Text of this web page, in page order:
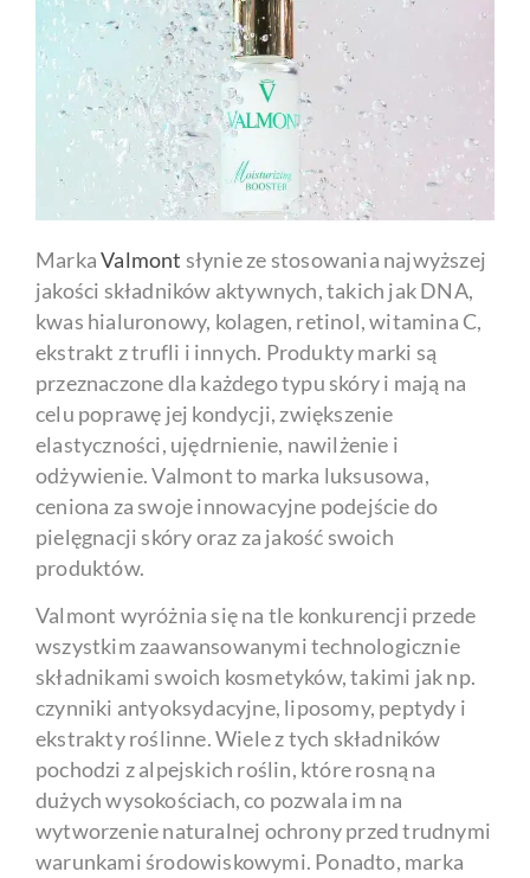
MarkaValmont słynie ze stosowania najwyższej
jakości składników aktywnych, takich jak DNA,
kwas hialuronowy, kolagen, retinol, witamina C,
ekstrakt z trufli i innych. Produkty marki są
przeznaczone dla każdego typu skóry i mają na
celu poprawę jej kondycji, zwiększenie
elastyczności, ujędrnienie, nawilżenie i
odżywienie. Valmont to marka luksusowa,
ceniona za swoje innowacyjne podejście do
pielęgnacji skóry oraz za jakość swoich
produktów.
Valmont wyróżnia się na tle konkurencji przede
wszystkim zaawansowanymi technologicznie
składnikami swoich kosmetyków, takimi jak np.
czynniki antyoksydacyjne, liposomy, peptydy i
ekstrakty roślinne. Wiele z tych składników
pochodzi z alpejskich roślin, które rosną na
dużych wysokościach, co pozwala im na
wytworzenie naturalnej ochrony przed trudnymi
warunkami środowiskowymi. Ponadto, marka